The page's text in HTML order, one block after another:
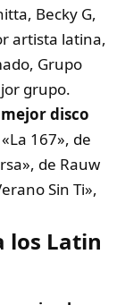
Becky G,
artista latina,
Grupo
grupo.
mejor disco
167», de
de Rauw
Sin Ti»,
los Latin